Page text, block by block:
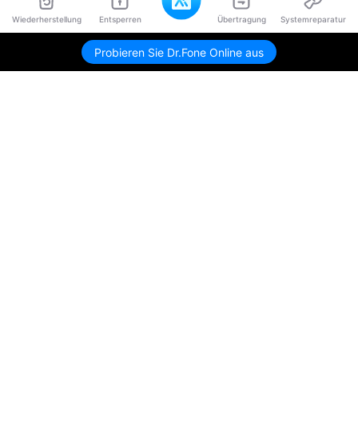
Wiederherstellung Entsperren Übertragung Systemreparatur
Probieren Sie Dr.Fone Online aus